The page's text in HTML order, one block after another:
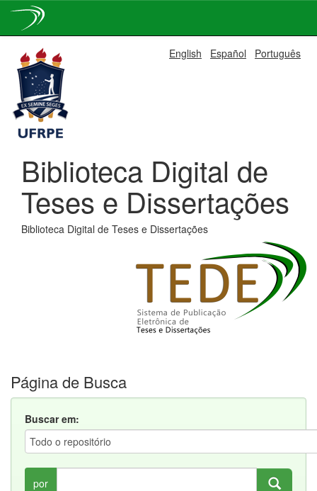
navigation
English Español Português
Biblioteca Digital de
Teses e Dissertações
Biblioteca Digital de Teses e Dissertações
Página de Busca
Buscar em:
por